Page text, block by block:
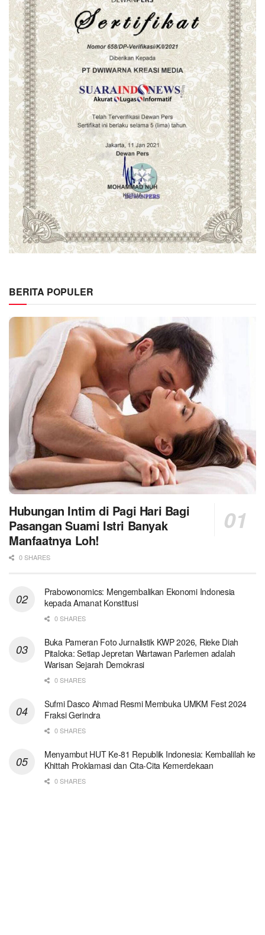
BERITA POPULER
Hubungan Intim di Pagi Hari Bagi
Pasangan Suami Istri Banyak
Manfaatnya Loh!
0 SHARES
Prabowonomics: Mengembalikan Ekonomi Indonesia
kepada Amanat Konstitusi
0 SHARES
Buka Pameran Foto Jurnalistik KWP 2026, Rieke Diah
Pitaloka: Setiap Jepretan Wartawan Parlemen adalah
Warisan Sejarah Demokrasi
0 SHARES
Sufmi Dasco Ahmad Resmi Membuka UMKM Fest 2024
Fraksi Gerindra
0 SHARES
Menyambut HUT Ke-81 Republik Indonesia: Kembalilah ke
Khittah Proklamasi dan Cita-Cita Kemerdekaan
0 SHARES